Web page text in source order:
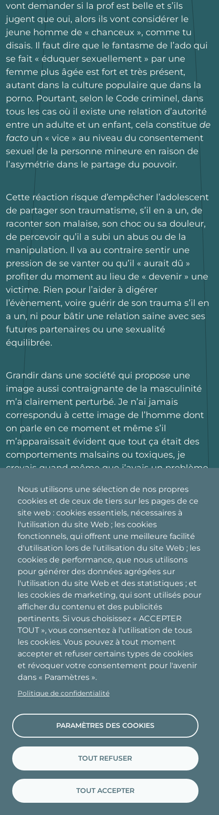
vont demander si la prof est belle et s’ils
jugent que oui, alors ils vont considérer le
jeune homme de « chanceux », comme tu
disais. Il faut dire que le fantasme de l’ado qui
se fait « éduquer sexuellement » par une
femme plus âgée est fort et très présent,
autant dans la culture populaire que dans la
porno. Pourtant, selon le Code criminel, dans
tous les cas où il existe une relation d’autorité
entre un adulte et un enfant, cela constitue de
facto un « vice » au niveau du consentement
sexuel de la personne mineure en raison de
l’asymétrie dans le partage du pouvoir.
Cette réaction risque d’empêcher l’adolescent
de partager son traumatisme, s’il en a un, de
raconter son malaise, son choc ou sa douleur,
de percevoir qu’il a subi un abus ou de la
manipulation. Il va au contraire sentir une
pression de se vanter ou qu’il « aurait dû »
profiter du moment au lieu de « devenir » une
victime. Rien pour l’aider à digérer
l’évènement, voire guérir de son trauma s’il en
a un, ni pour bâtir une relation saine avec ses
futures partenaires ou une sexualité
équilibrée.
Grandir dans une société qui propose une
image aussi contraignante de la masculinité
m’a clairement perturbé. Je n’ai jamais
correspondu à cette image de l’homme dont
on parle en ce moment et même s’il
m’apparaissait évident que tout ça était des
comportements malsains ou toxiques, je
croyais quand même que j’avais un problème.
Ayant moi-même grandi dans un
environnement violent, j’ai aussi développé
une peur de reproduire ces comportements
qui m’écoeuraient profondément. Je ne voulais
pas devenir ça
. Je ne voulais pas blesser les
gens que j’aime. Je sais que c’est aussi une
crainte qui habite plusieurs personnes qui ont
subi des comportements violents, que ce soit
de la violence psychologique ou sexuelle.
Mais ça surtout fait en sorte que je ne me suis
jamais senti confortable dans les cercles
masculins. Je ne m’y suis jamais reconnu et je
ne suis pas capable de faire semblant dans la
sociales. J’avais des amis masculins, mais mes
amies les plus proches et les plus importantes,
à partir de mon adolescence, ont toujours été
des femmes.
Sans aucun doute, mes réflexions sur la
masculinité sont à la croisée de ma propre
Nous utilisons une sélection de nos propres
cookies et de ceux de tiers sur les pages de ce
site web : cookies essentiels, nécessaires à
l'utilisation du site Web ; les cookies
fonctionnels, qui offrent une meilleure facilité
d'utilisation lors de l'utilisation du site Web ; les
cookies de performance, que nous utilisons
pour générer des données agrégées sur
l'utilisation du site Web et des statistiques ; et
les cookies de marketing, qui sont utilisés pour
afficher du contenu et des publicités
pertinents. Si vous choisissez « ACCEPTER
TOUT », vous consentez à l'utilisation de tous
les cookies. Vous pouvez à tout moment
accepter et refuser certains types de cookies
et révoquer votre consentement pour l'avenir
dans « Paramètres ».
Politique de confidentialité
PARAMÈTRES DES COOKIES
TOUT REFUSER
TOUT ACCEPTER